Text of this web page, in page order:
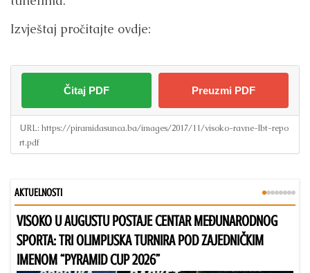
Izvještaj pročitajte ovdje:
Čitaj PDF Preuzmi PDF
URL: https://piramidasunca.ba/images/2017/11/visoko-ravne-lbt-repo
rt.pdf
AKTUELNOSTI
VISOKO U AUGUSTU POSTAJE CENTAR MEĐUNARODNOG
SPORTA: TRI OLIMPIJSKA TURNIRA POD ZAJEDNIČKIM
IMENOM “PYRAMID CUP 2026”